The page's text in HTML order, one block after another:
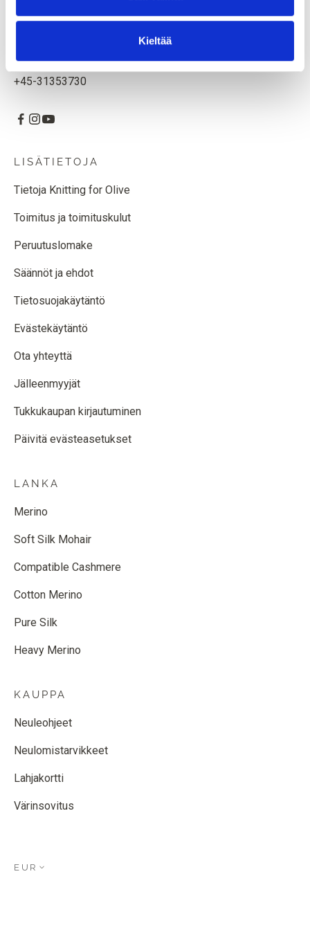
Kieltää
CVR: 39685000
Godthåbsvej 55, 2000 Frederiksberg, Tanska
knittingforolive
+45-31353730
LISÄTIETOJA
Tietoja Knitting for Olive
Toimitus ja toimituskulut
Peruutuslomake
Säännöt ja ehdot
Tietosuojakäytäntö
Evästekäytäntö
Ota yhteyttä
Jälleenmyyjät
Tukkukaupan kirjautuminen
Päivitä evästeasetukset
LANKA
Merino
Soft Silk Mohair
Compatible Cashmere
Cotton Merino
Pure Silk
Heavy Merino
KAUPPA
Neuleohjeet
Neulomistarvikkeet
Lahjakortti
Värinsovitus
EUR